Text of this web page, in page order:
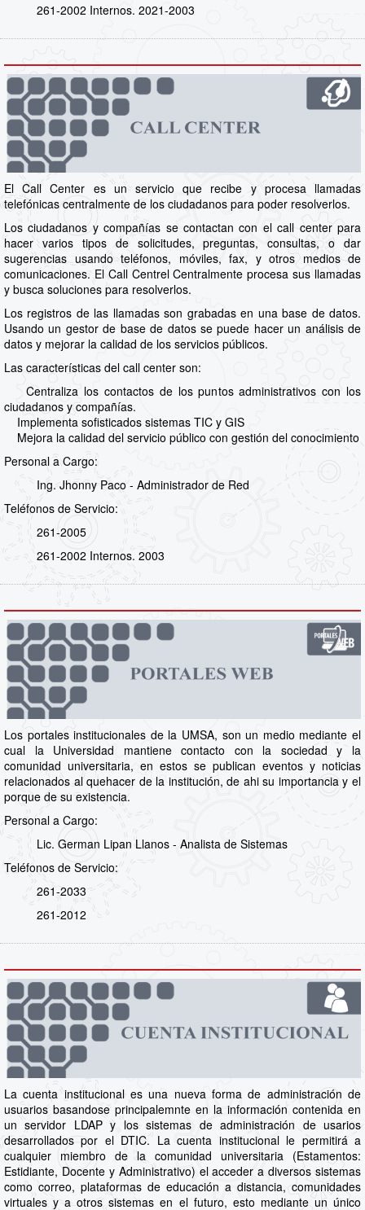
261-2002 Internos. 2021-2003
El Call Center es un servicio que recibe y procesa llamadas
telefónicas centralmente de los ciudadanos para poder resolverlos.
Los ciudadanos y compañías se contactan con el call center para
hacer varios tipos de solicitudes, preguntas, consultas, o dar
sugerencias usando teléfonos, móviles, fax, y otros medios de
comunicaciones. El Call Centrel Centralmente procesa sus llamadas
y busca soluciones para resolverlos.
Los registros de las llamadas son grabadas en una base de datos.
Usando un gestor de base de datos se puede hacer un análisis de
datos y mejorar la calidad de los servicios públicos.
Las características del call center son:
Centraliza los contactos de los puntos administrativos con los
ciudadanos y compañías.
Implementa sofisticados sistemas TIC y GIS
Mejora la calidad del servicio público con gestión del conocimiento
Personal a Cargo:
Ing. Jhonny Paco - Administrador de Red
Teléfonos de Servicio:
261-2005
261-2002 Internos. 2003
Los portales institucionales de la UMSA, son un medio mediante el
cual la Universidad mantiene contacto con la sociedad y la
comunidad universitaria, en estos se publican eventos y noticias
relacionados al quehacer de la institución, de ahi su importancia y el
porque de su existencia.
Personal a Cargo:
Lic. German Lipan Llanos - Analista de Sistemas
Teléfonos de Servicio:
261-2033
261-2012
La cuenta institucional es una nueva forma de administración de
usuarios basandose principalemnte en la información contenida en
un servidor LDAP y los sistemas de administración de usarios
desarrollados por el DTIC. La cuenta institucional le permitirá a
cualquier miembro de la comunidad universitaria (Estamentos:
Estidiante, Docente y Administrativo) el acceder a diversos sistemas
como correo, plataformas de educación a distancia, comunidades
virtuales y a otros sistemas en el futuro, esto mediante un único